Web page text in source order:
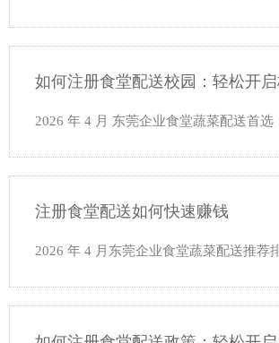
如何注册食堂配送校园：轻松开
2026 年 4 月 东莞企业食堂蔬菜配送首
注册食堂配送如何快速赚钱
2026 年 4 月东莞企业食堂蔬菜配送推荐